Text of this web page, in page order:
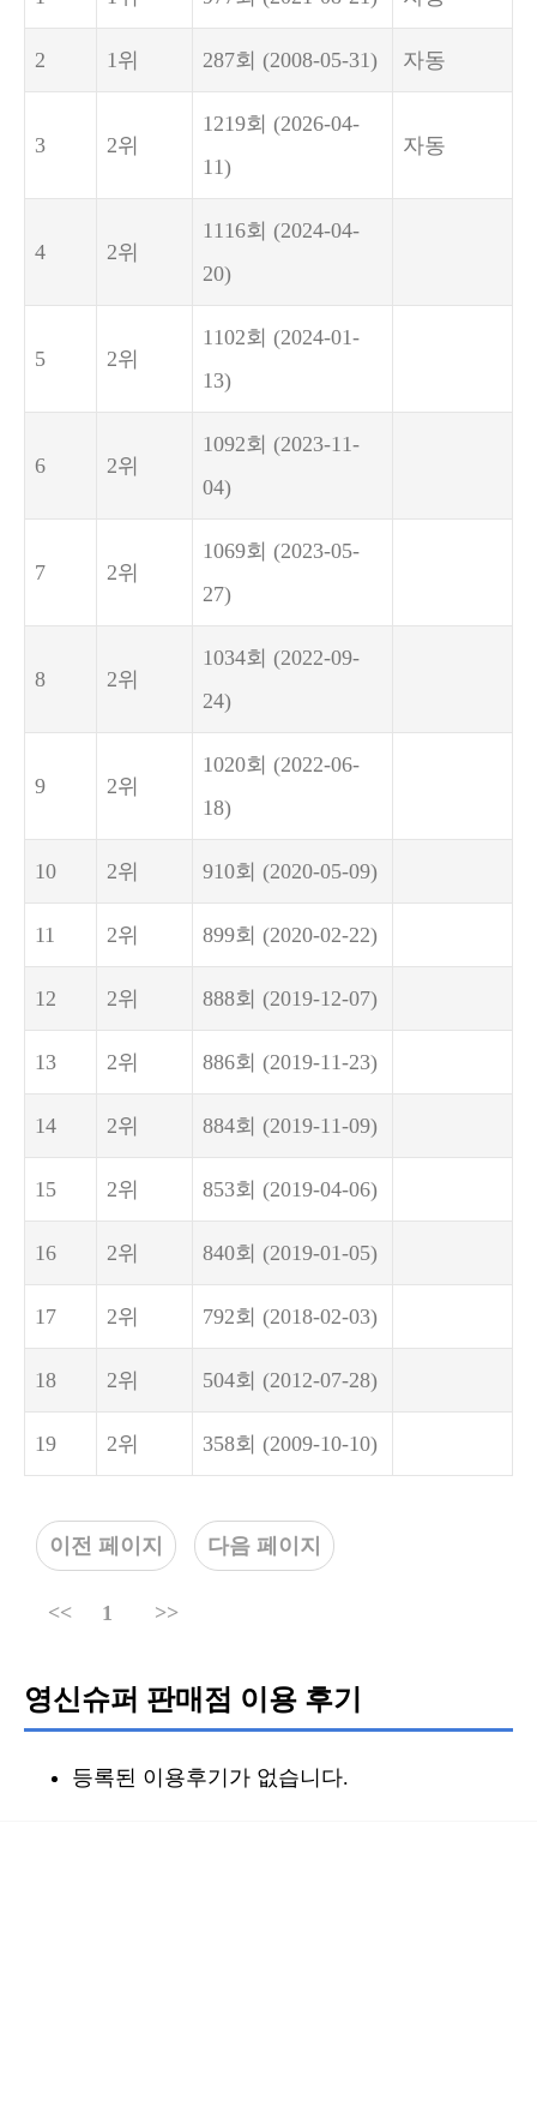
2 1위 287회 (2008-05-31) 자동
3 2위
1219회 (2026-04-
11)
자동
4 2위
1116회 (2024-04-
20)
5 2위
1102회 (2024-01-
13)
6 2위
1092회 (2023-11-
04)
7 2위
1069회 (2023-05-
27)
8 2위
1034회 (2022-09-
24)
9 2위
1020회 (2022-06-
18)
10 2위 910회 (2020-05-09)
11 2위 899회 (2020-02-22)
12 2위 888회 (2019-12-07)
13 2위 886회 (2019-11-23)
14 2위 884회 (2019-11-09)
15 2위 853회 (2019-04-06)
16 2위 840회 (2019-01-05)
17 2위 792회 (2018-02-03)
18 2위 504회 (2012-07-28)
19 2위 358회 (2009-10-10)
이전 페이지 다음 페이지
<< 1 >>
영신슈퍼 판매점 이용 후기
등록된 이용후기가 없습니다.